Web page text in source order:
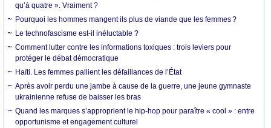
qu’à quatre ». Vraiment ?
Pourquoi les hommes mangent ils plus de viande que les femmes ?
Le technofascisme est-il inéluctable ?
Comment lutter contre les informations toxiques : trois leviers pour
protéger le débat démocratique
Haïti. Les femmes pallient les défaillances de l’État
Après avoir perdu une jambe à cause de la guerre, une jeune gymnaste
ukrainienne refuse de baisser les bras
Quand les marques s’approprient le hip-hop pour paraître « cool » : entre
opportunisme et engagement culturel